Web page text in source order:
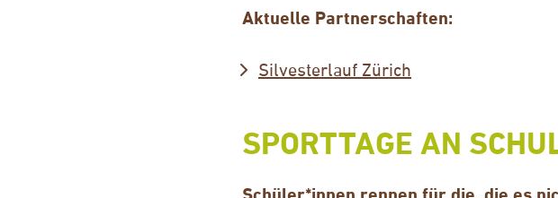
Aktuelle Partnerschaften:
Silvesterlauf Zürich
SPORTTAGE AN